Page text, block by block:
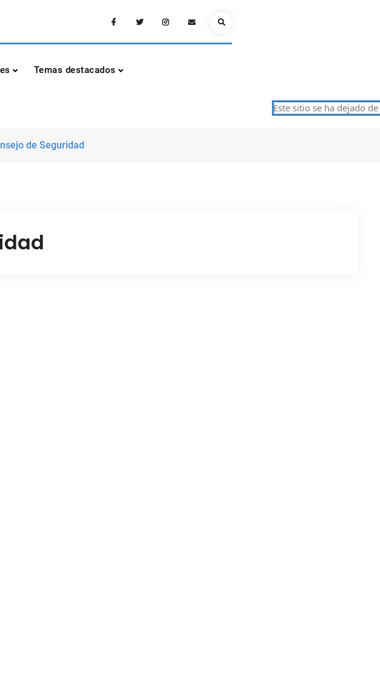
Unidas
FacebookTwitterInstagramEmailSearch
Temas destacados
Este sitio se ha dejado de
de Seguridad